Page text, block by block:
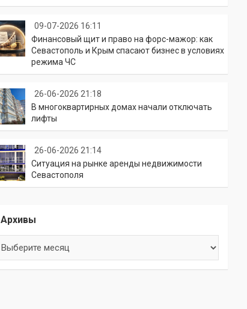
09-07-2026 16:11
Финансовый щит и право на форс-мажор: как
Севастополь и Крым спасают бизнес в условиях
режима ЧС
26-06-2026 21:18
В многоквартирных домах начали отключать
лифты
26-06-2026 21:14
Ситуация на рынке аренды недвижимости
Севастополя
Архивы